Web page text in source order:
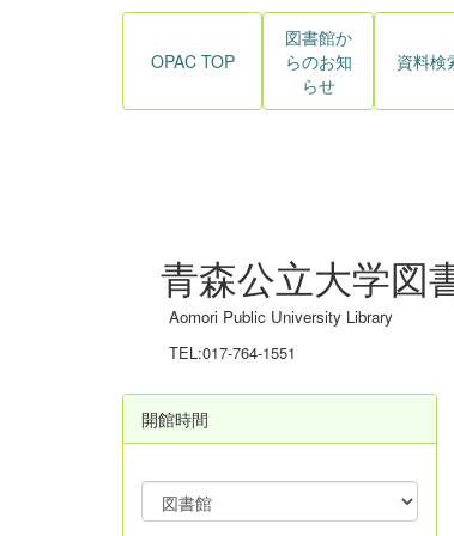
OPAC TOP
図書館か
らのお知
らせ
資料検
青森公立大学図
Aomori Public University Library
TEL:017-764-1551
開館時間